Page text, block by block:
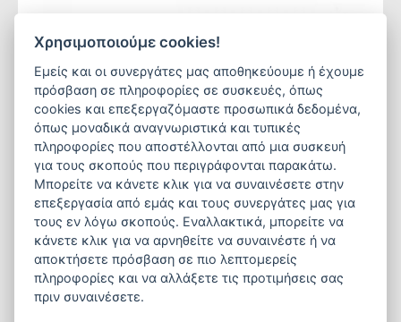
Χρησιμοποιούμε cookies!
Εμείς και οι συνεργάτες μας αποθηκεύουμε ή έχουμε
πρόσβαση σε πληροφορίες σε συσκευές, όπως
cookies και επεξεργαζόμαστε προσωπικά δεδομένα,
όπως μοναδικά αναγνωριστικά και τυπικές
πληροφορίες που αποστέλλονται από μια συσκευή
για τους σκοπούς που περιγράφονται παρακάτω.
Μπορείτε να κάνετε κλικ για να συναινέσετε στην
επεξεργασία από εμάς και τους συνεργάτες μας για
τους εν λόγω σκοπούς. Εναλλακτικά, μπορείτε να
κάνετε κλικ για να αρνηθείτε να συναινέστε ή να
αποκτήσετε πρόσβαση σε πιο λεπτομερείς
πληροφορίες και να αλλάξετε τις προτιμήσεις σας
πριν συναινέσετε.